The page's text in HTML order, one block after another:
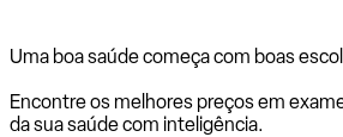
Uma boa saúde começa com boas
Encontre os melhores preços em
da sua saúde com inteligência.